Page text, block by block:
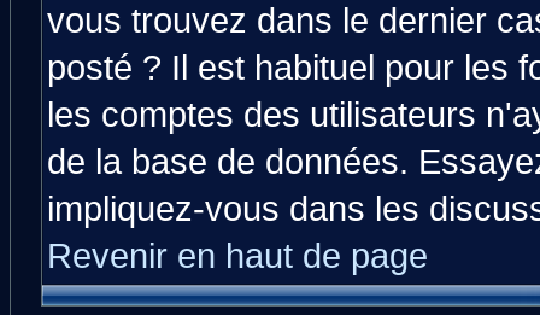
vous trouvez dans le dernier
posté ? Il est habituel pour les
les comptes des utilisateurs
de la base de données.
impliquez-vous dans les
Revenir en haut de page